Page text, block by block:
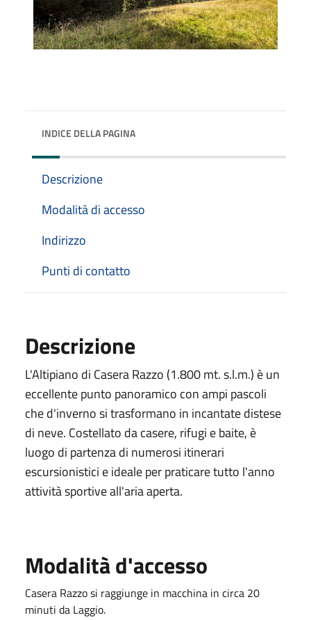
INDICE DELLA PAGINA
Descrizione
Modalità di accesso
Indirizzo
Punti di contatto
Descrizione
L'Altipiano di Casera Razzo (1.800 mt. s.l.m.) è un
eccellente punto panoramico con ampi pascoli
che d'inverno si trasformano in incantate distese
di neve. Costellato da casere, rifugi e baite, è
luogo di partenza di numerosi itinerari
escursionistici e ideale per praticare tutto l'anno
attività sportive all'aria aperta.
Modalità d'accesso
Casera Razzo si raggiunge in macchina in circa 20
minuti da Laggio.